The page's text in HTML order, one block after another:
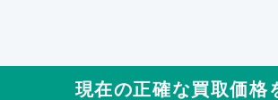
現在の正確な買取価格